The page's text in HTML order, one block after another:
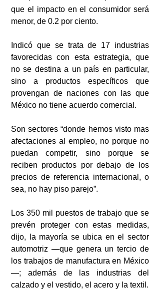
que el impacto en el consumidor será
menor, de 0.2 por ciento.
Indicó que se trata de 17 industrias
favorecidas con esta estrategia, que
no se destina a un país en particular,
sino a productos específicos que
provengan de naciones con las que
México no tiene acuerdo comercial.
Son sectores “donde hemos visto mas
afectaciones al empleo, no porque no
puedan competir, sino porque se
reciben productos por debajo de los
precios de referencia internacional, o
sea, no hay piso parejo”.
Los 350 mil puestos de trabajo que se
prevén proteger con estas medidas,
dijo, la mayoría se ubica en el sector
automotriz —que genera un tercio de
los trabajos de manufactura en México
—; además de las industrias del